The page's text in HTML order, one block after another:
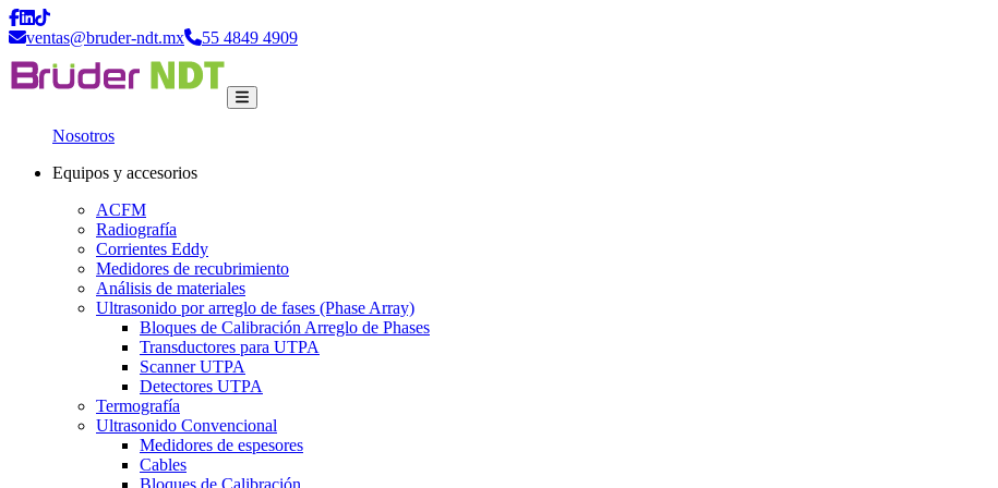
ventas@bruder-ndt.mx 55 4849 4909
Nosotros
Equipos y accesorios
ACFM
Radiografía
Corrientes Eddy
Medidores de recubrimiento
Análisis de materiales
Ultrasonido por arreglo de fases (Phase Array)
Bloques de Calibración Arreglo de Phases
Transductores para UTPA
Scanner UTPA
Detectores UTPA
Termografía
Ultrasonido Convencional
Medidores de espesores
Cables
Bloques de Calibración